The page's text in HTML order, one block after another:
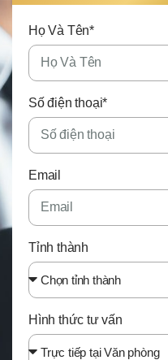
Họ Và Tên*
Số điện thoại*
Email
Tỉnh thành
Hình thức tư vấn